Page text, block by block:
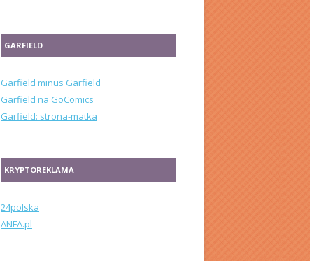
GARFIELD
Garfield minus Garfield
Garfield na GoComics
Garfield: strona-matka
KRYPTOREKLAMA
24polska
ANFA.pl